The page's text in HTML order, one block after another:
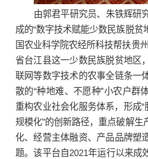
由郭君平研究员、朱铁辉研
成的“数字技术赋能少数民族脱
国农业科学院农经所科技帮扶贵
省台江县这一少数民族脱贫地区
联网等数字技术的农事全链条一
散的“种地难、不愿种”小农户群
重构农业社会化服务体系，形成“
规模化”的创新路径，重点破解生
化、经营主体融资、产品品牌塑
题。该平台自2021年运行以来成